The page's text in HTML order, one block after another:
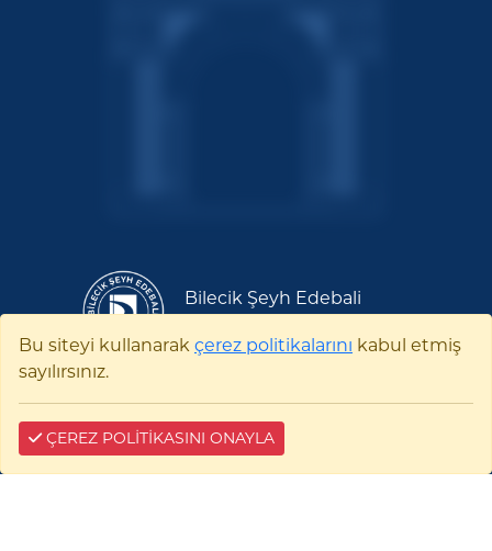
Bilecik Şeyh Edebali
Pelitözü Mah. Fatih Sultan Mehmet Bulvarı
No:27 11100 Merkez/BİLECİK
0228 214 11 11
E-tebligat:35476-96741-22941
Bu siteyi kullanarak çerez politikalarını kabul etmiş
sayılırsınız.
ÇEREZ POLİTİKASINI ONAYLA